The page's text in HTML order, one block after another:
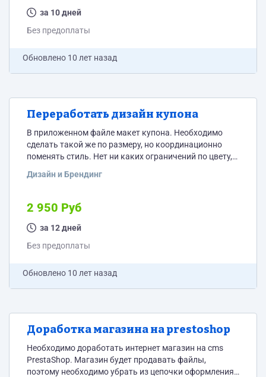
за 10 дней
Без предоплаты
Обновлено 10 лет назад
Переработать дизайн купона
В приложенном файле макет купона. Необходимо
сделать такой же по размеру, но координационно
поменять стиль. Нет ни каких ограничений по цвету,
стильно. Текст на купоне можно перемещать и
подключен на сайт как печатная форма и будет
формироваться с данными в зависимости от
выбранной услуги. Тематика сайта куда
Дизайн и Брендинг
2 950 Руб
за 12 дней
Без предоплаты
Обновлено 10 лет назад
Доработка магазина на prestoshop
Необходимо доработать интернет магазин на сms
PrestaShop. Магазин будет продавать файлы,
поэтому необходимо убрать из цепочки оформления